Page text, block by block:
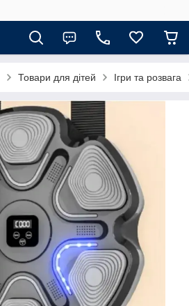
Товари для дітей Ігри та розвага